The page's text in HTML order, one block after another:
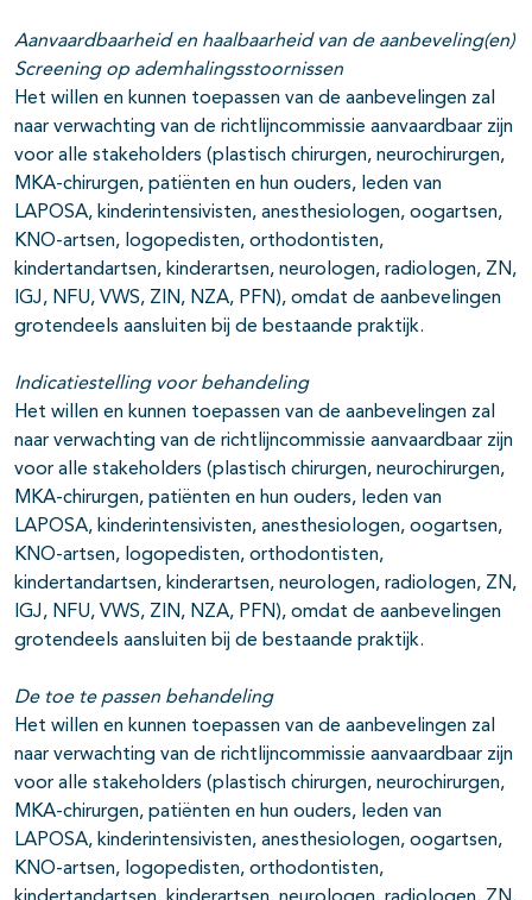
Aanvaardbaarheid en haalbaarheid van de aanbeveling(en)
Screening op ademhalingsstoornissen
Het willen en kunnen toepassen van de aanbevelingen zal
naar verwachting van de richtlijncommissie aanvaardbaar zijn
voor alle stakeholders (plastisch chirurgen, neurochirurgen,
MKA-chirurgen, patiënten en hun ouders, leden van
LAPOSA, kinderintensivisten, anesthesiologen, oogartsen,
KNO-artsen, logopedisten, orthodontisten,
kindertandartsen, kinderartsen, neurologen, radiologen, ZN,
IGJ, NFU, VWS, ZIN, NZA, PFN), omdat de aanbevelingen
grotendeels aansluiten bij de bestaande praktijk.
Indicatiestelling voor behandeling
Het willen en kunnen toepassen van de aanbevelingen zal
naar verwachting van de richtlijncommissie aanvaardbaar zijn
voor alle stakeholders (plastisch chirurgen, neurochirurgen,
MKA-chirurgen, patiënten en hun ouders, leden van
LAPOSA, kinderintensivisten, anesthesiologen, oogartsen,
KNO-artsen, logopedisten, orthodontisten,
kindertandartsen, kinderartsen, neurologen, radiologen, ZN,
IGJ, NFU, VWS, ZIN, NZA, PFN), omdat de aanbevelingen
grotendeels aansluiten bij de bestaande praktijk.
De toe te passen behandeling
Het willen en kunnen toepassen van de aanbevelingen zal
naar verwachting van de richtlijncommissie aanvaardbaar zijn
voor alle stakeholders (plastisch chirurgen, neurochirurgen,
MKA-chirurgen, patiënten en hun ouders, leden van
LAPOSA, kinderintensivisten, anesthesiologen, oogartsen,
KNO-artsen, logopedisten, orthodontisten,